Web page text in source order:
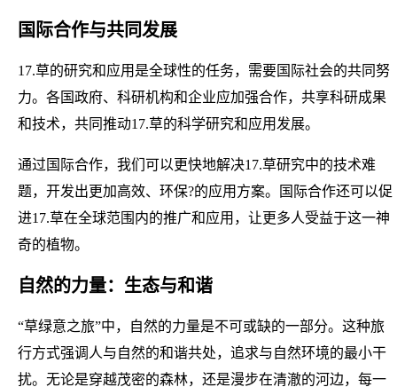
国际合作与共同发展
17.草的研究和应用是全球性的任务，需要国际社会的共同努
力。各国政府、科研机构和企业应加强合作，共享科研成果
和技术，共同推动17.草的科学研究和应用发展。
通过国际合作，我们可以更快地解决17.草研究中的技术难
题，开发出更加高效、环保?的应用方案。国际合作还可以促
进17.草在全球范围内的推广和应用，让更多人受益于这一神
奇的植物。
自然的力量：生态与和谐
“草绿意之旅”中，自然的力量是不可或缺的一部分。这种旅
行方式强调人与自然的和谐共处，追求与自然环境的最小干
扰。无论是穿越茂密的森林，还是漫步在清澈的河边，每一